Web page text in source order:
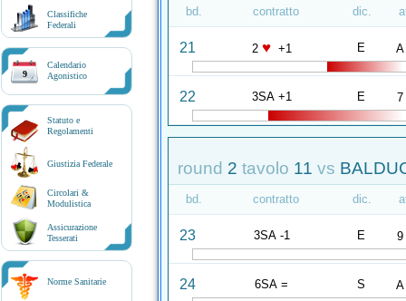
Classifiche
Federali
9
Calendario
Agonistico
Statuto e
Regolamenti
Giustizia Federale
Circolari &
Modulistica
Assicurazione
Tesserati
Norme Sanitarie
bd. contratto dic.
21 2 ♥ +1 E A
22 3SA +1 E 7
round 2 tavolo 11 vs
bd. contratto dic.
23 3SA -1 E 9
24 6SA = S A